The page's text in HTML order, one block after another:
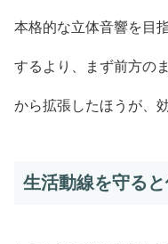
本格的な立体音響を目
するより、まず前方の
から拡張したほうが、
生活動線を守る